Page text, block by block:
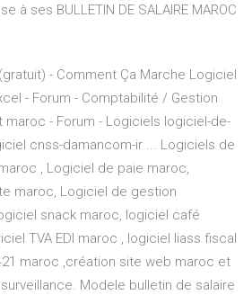
à ses BULLETIN DE SALAIRE MAROC
- Comment Ça Marche Logiciel
- Forum - Comptabilité / Gestion
maroc - Forum - Logiciels logiciel-de-
cnss-damancom-ir ... Logiciels de
, Logiciel de paie maroc,
maroc, Logiciel de gestion
snack maroc, logiciel café
TVA EDI maroc , logiciel liass fiscal
maroc ,création site web maroc et
Modele bulletin de salaire